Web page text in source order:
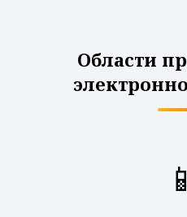
Области
📱